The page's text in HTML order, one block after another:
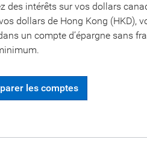
des intérêts sur vos dollars
dollars de Hong Kong (HKD),
un compte d’épargne sans
les comptes